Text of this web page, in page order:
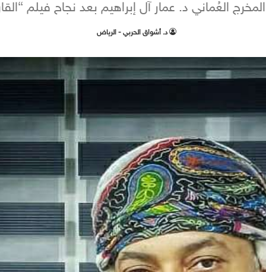
العُماني د. عمار آل إبراهيم بعد نجاح فيلم
د. أشواق الحربي - الرياض